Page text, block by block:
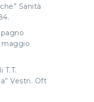
Sanità
maggio
T.T.
Vestn. Oft